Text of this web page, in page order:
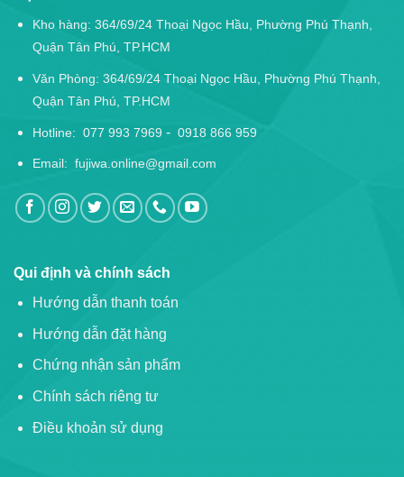
Kho hàng: 364/69/24 Thoại Ngọc Hầu, Phường Phú Thạnh,
Quận Tân Phú, TP.HCM
Văn Phòng: 364/69/24 Thoại Ngọc Hầu, Phường Phú Thạnh,
Quận Tân Phú, TP.HCM
Hotline: 077 993 7969- 0918 866 959
Email: fujiwa.online@gmail.com
Qui định và chính sách
Hướng dẫn thanh toán
Hướng dẫn đặt hàng
Chứng nhận sản phẩm
Chính sách riêng tư
Điều khoản sử dụng